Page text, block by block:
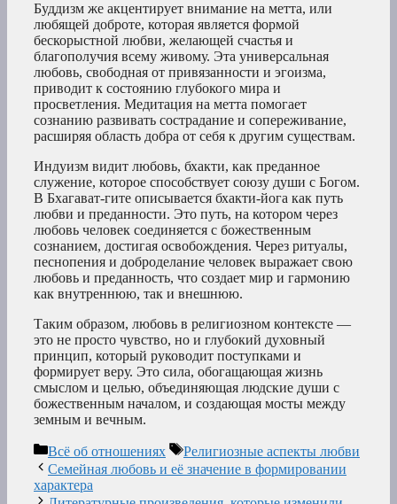
Буддизм же акцентирует внимание на метта, или
любящей доброте, которая является формой
бескорыстной любви, желающей счастья и
благополучия всему живому. Эта универсальная
любовь, свободная от привязанности и эгоизма,
приводит к состоянию глубокого мира и
просветления. Медитация на метта помогает
сознанию развивать сострадание и сопереживание,
расширяя область добра от себя к другим существам.
Индуизм видит любовь, бхакти, как преданное
служение, которое способствует союзу души с Богом.
В Бхагават-гите описывается бхакти-йога как путь
любви и преданности. Это путь, на котором через
любовь человек соединяется с божественным
сознанием, достигая освобождения. Через ритуалы,
песнопения и доброделание человек выражает свою
любовь и преданность, что создает мир и гармонию
как внутреннюю, так и внешнюю.
Таким образом, любовь в религиозном контексте —
это не просто чувство, но и глубокий духовный
принцип, который руководит поступками и
формирует веру. Это сила, обогащающая жизнь
смыслом и целью, объединяющая людские души с
божественным началом, и создающая мосты между
земным и вечным.
Рубрики
Всё об отношениях Метки
Религиозные аспекты любви
Семейная любовь и её значение в формировании
характера